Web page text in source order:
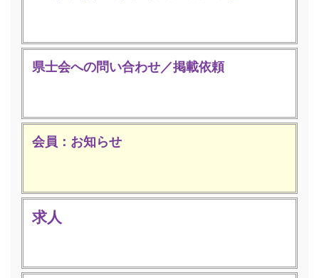
県士会への問い合わせ／掲載依頼
会員：お知らせ
求人